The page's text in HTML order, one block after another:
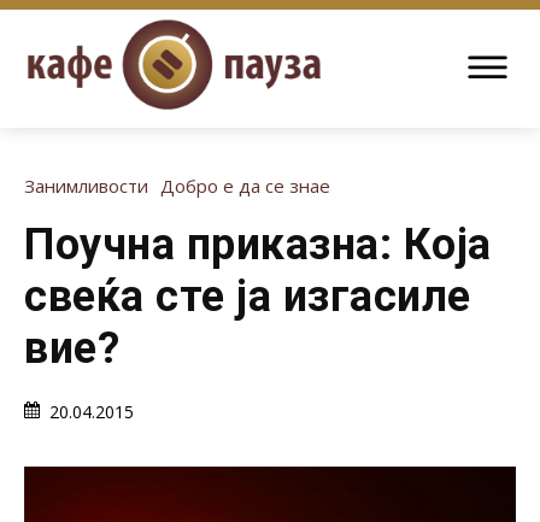
Занимливости Добро е да се знае
Поучна приказна: Која
свеќа сте ја изгасиле
вие?
20.04.2015